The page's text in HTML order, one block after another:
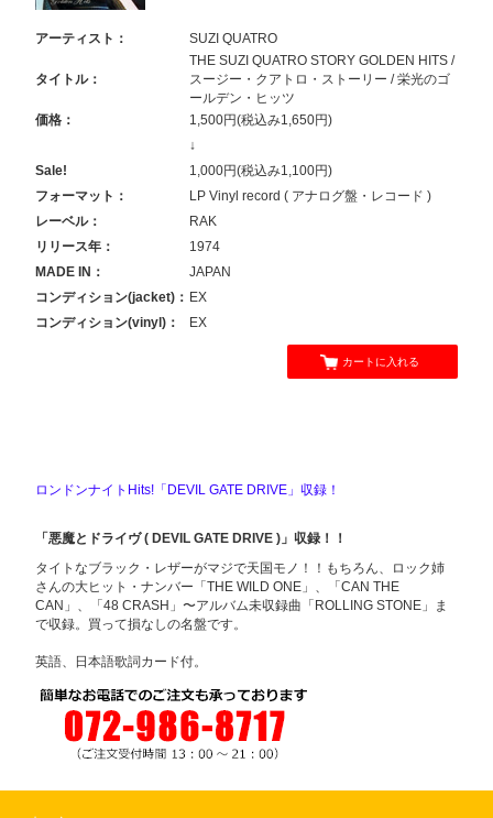
アーティスト： SUZI QUATRO
タイトル：
THE SUZI QUATRO STORY GOLDEN HITS /
スージー・クアトロ・ストーリー / 栄光のゴ
ールデン・ヒッツ
価格：
1,500円(税込み1,650円)
↓
Sale!
1,000円(税込み1,100円)
フォーマット：
LP Vinyl record ( アナログ盤・レコード )
レーベル：
RAK
リリース年：
1974
MADE IN：
JAPAN
コンディション(jacket)： EX
コンディション(vinyl)：
EX
カートに入れる
ロンドンナイトHits!「DEVIL GATE DRIVE」収録！
「悪魔とドライヴ ( DEVIL GATE DRIVE )」収録！！
タイトなブラック・レザーがマジで天国モノ！！もちろん、ロック姉
さんの大ヒット・ナンバー「THE WILD ONE」、「CAN THE
CAN」、「48 CRASH」〜アルバム未収録曲「ROLLING STONE」ま
で収録。買って損なしの名盤です。
英語、日本語歌詞カード付。